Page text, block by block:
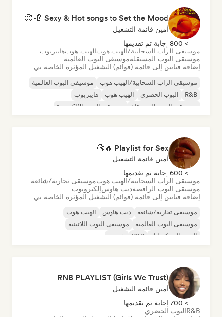
Sexy & Hot songs to Set the Mood 🥀 🥵
أمين قائمة التشغيل
> 800 إجابة تم تقديمها
موسيقى الراب السحابية/الهيب هوبالهيب هوبهايبربوب
موسيقى البوب المستقلةموسيقى البوب العالمية
إضافة فنانين إلى قائمة (قوائم) التشغيل المؤثرة الخاصة بي
موسيقى الراب السحابية/الهيب هوب
موسيقى البوب العالمية
R&B
البوب الحضري الهيب هوب
هايبربوب
موسيقى البوب المستقلة
موسيقى البوب الإلكترونية
Playlist for Sex 🔥🔞
أمين قائمة التشغيل
> 600 إجابة تم تقديمها
موسيقى الراب السحابية/الهيب هوبموسيقى تجارية/شائعة
موسيقى البوب الراقصةديب هاوسإلكتروبوب
إضافة فنانين إلى قائمة (قوائم) التشغيل المؤثرة الخاصة بي
موسيقى تجارية/شائعة ديب هاوس
الهيب هوب
موسيقى البوب العالمية
موسيقى البوب اللاتينية
البوب السيكديليك
R&B شوجيز
RNB PLAYLIST (Girls We Trust)
أمين قائمة التشغيل
> 700 إجابة تم تقديمها
R&Bالبوب الحضري